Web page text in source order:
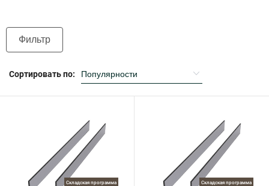
Фильтр
Сортировать по:
Складская программа Складская программа